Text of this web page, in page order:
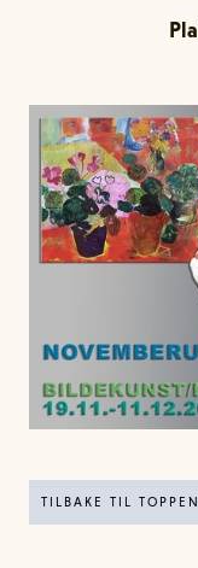
TILBAKE TIL TOPPEN